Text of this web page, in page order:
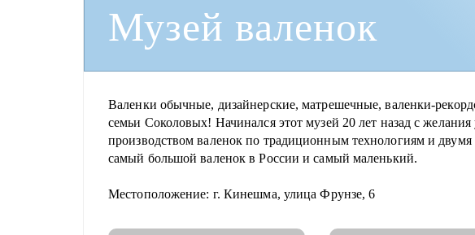
Музей валенок
Валенки обычные, дизайнерские, матрешечные, валенки-
семьи Соколовых! Начинался этот музей 20 лет назад с
производством валенок по традиционным технологиям и
самый большой валенок в России и самый маленький.
Местоположение: г. Кинешма, улица Фрунзе, 6